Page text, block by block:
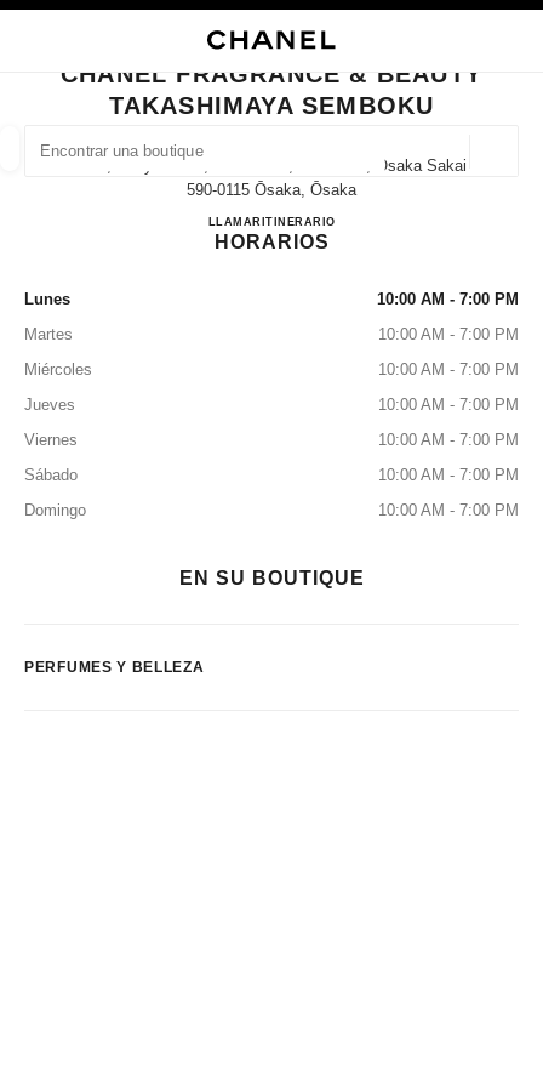
BUSCAR UNA BOUTIQUE
las sugerencias se muestran debajo de esta barra de búsqueda
0 Sugerencias disponibles
CERRAR TARJETA DE BOUTIQUE CHANEL FRAGRANCE & BEAUTY
CHANEL FRAGRANCE & BEAUTY
TAKASHIMAYA SEMBOKU
1-3-1, Chayamadai, Minami-Ku, Sakai-Shi, Osaka Sakai,
590-0115 Ōsaka, Ōsaka
LLAMAR072-294-3090
ITINERARIOCHANEL FRAGRANCE &
HORARIOS
Lunes
10:00 AM - 7:00 PM
Martes
10:00 AM - 7:00 PM
Miércoles
10:00 AM - 7:00 PM
Jueves
10:00 AM - 7:00 PM
Viernes
10:00 AM - 7:00 PM
Sábado
10:00 AM - 7:00 PM
Domingo
10:00 AM - 7:00 PM
EN SU BOUTIQUE
PERFUMES Y BELLEZA
RELOJERÍA Y JOYERÍA